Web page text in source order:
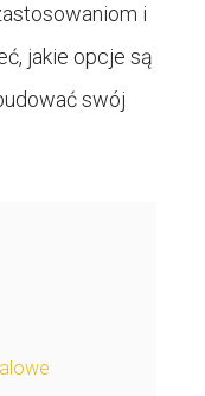
i
jakie opcje są
swój